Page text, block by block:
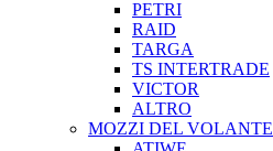
PETRI
RAID
TARGA
TS INTERTRADE
VICTOR
ALTRO
MOZZI DEL VOLANTE